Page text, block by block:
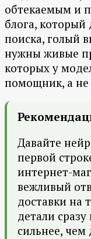
обтекаемым и
блога,
поиска, голый
нужны живые
которых у
помощник, а не
Давайте
первой
интернет-
вежливый
доставки на
детали
сильнее,